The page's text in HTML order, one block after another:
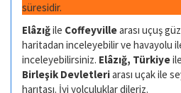
süresidir.
Elâzığile Coffeyvillearası uçuş
haritadan inceleyebilir ve havayolu
inceleyebilirsiniz. Elâzığ, Türkiyeile
Birleşik Devletleriarası uçak ile
harıtası. İyi yolculuklar dileriz.